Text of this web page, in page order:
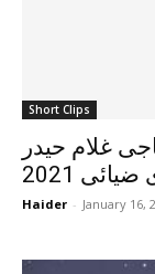
Short Clips
غلام حیدر
2021
Haider - January 16,